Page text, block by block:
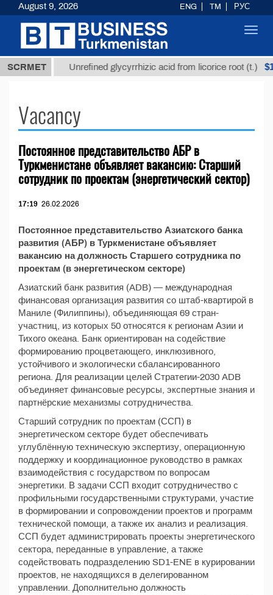
SCRMET
ТМТ Unrefined glycyrrhizic acid from licorice root (t.)
Vacancy
Постоянное представительство АБР в
Туркменистане объявляет вакансию: Старший
сотрудник по проектам (энергетический сектор)
17:19 26.02.2026
Постоянное представительство Азиатского банка
развития (АБР) в Туркменистане объявляет
вакансию на должность Старшего сотрудника по
проектам (в энергетическом секторе)
Азиатский банк развития (ADB) — международная
финансовая организация развития со штаб-квартирой в
Маниле (Филиппины), объединяющая 69 стран-
участниц, из которых 50 относятся к регионам Азии и
Тихого океана. Банк ориентирован на содействие
формированию процветающего, инклюзивного,
устойчивого и экологически сбалансированного
региона. Для реализации целей Стратегии-2030 ADB
объединяет финансовые ресурсы, экспертные знания и
партнёрские механизмы сотрудничества.
Старший сотрудник по проектам (ССП) в
энергетическом секторе будет обеспечивать
углублённую техническую экспертизу, операционную
поддержку и координационное руководство в рамках
взаимодействия с государством по вопросам
энергетики. В задачи ССП входит сотрудничество с
профильными государственными структурами, участие
в формировании и сопровождении проектов и программ
технической помощи, а также их анализ и реализация.
ССП будет администрировать проекты энергетического
сектора, переданные в управление, а также
содействовать подразделению SD1-ENE в курировании
проектов, не находящихся в делегированном
управлении. Дополнительно должность
August 9, 2026 ENG TM РУС